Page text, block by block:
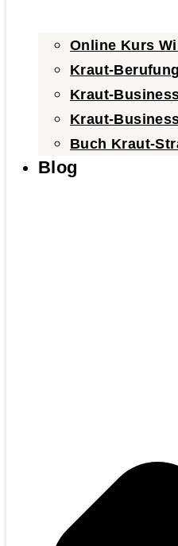
Online Kurs
Kraut-Berufung
Kraut-
Kraut-
Buch Kraut-
Blog